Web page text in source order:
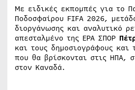
Με ειδικές εκπομπές για το
Ποδοσφαίρου FIFA 2026,
διοργάνωσης και αναλυτικό
απεσταλμένο της ΕΡΑ ΣΠΟΡ
και τους δημοσιογράφους και
που θα βρίσκονται στις ΗΠΑ,
στον Καναδά.